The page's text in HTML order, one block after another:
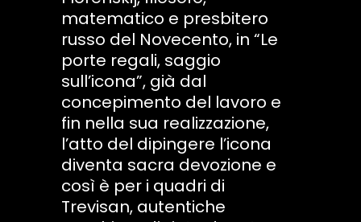
matematico e presbitero
russo del Novecento, in “Le
porte regali, saggio
sull’icona”, già dal
concepimento del lavoro e
fin nella sua realizzazione,
l’atto del dipingere l’icona
diventa sacra devozione e
così è per i quadri di
Trevisan, autentiche